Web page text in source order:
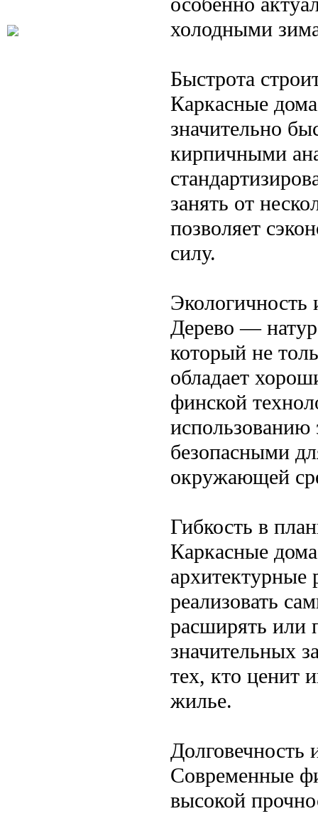
холодными
Быстрота
Каркасные
значительно
кирпичными
занять от
позволяет
силу.
Экологичность
Дерево —
который не
обладает
финской
использованию
безопасными
окружающей
Гибкость в
Каркасные
реализовать
расширять или
значительных
тех, кто ценит
жилье.
Долговечность
Современные
высокой